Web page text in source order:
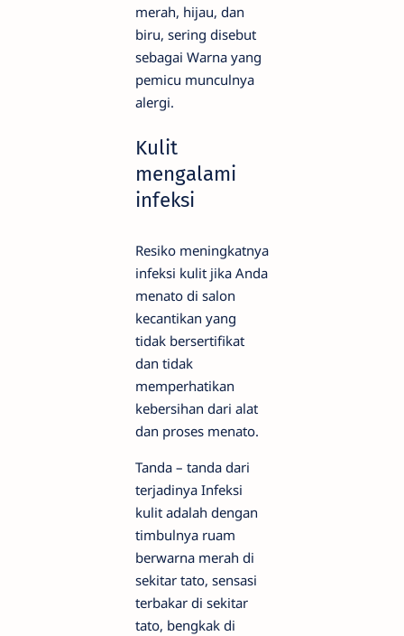
merah, hijau, dan
biru, sering disebut
sebagai Warna yang
pemicu munculnya
alergi.
Kulit
mengalami
infeksi
Resiko meningkatnya
infeksi kulit jika Anda
menato di salon
kecantikan yang
tidak bersertifikat
dan tidak
memperhatikan
kebersihan dari alat
dan proses menato.
Tanda – tanda dari
terjadinya Infeksi
kulit adalah dengan
timbulnya ruam
berwarna merah di
sekitar tato, sensasi
terbakar di sekitar
tato, bengkak di